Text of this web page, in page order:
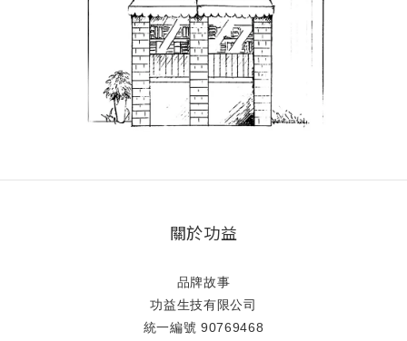
關於功益
品牌故事
功益生技有限公司
統一編號 90769468